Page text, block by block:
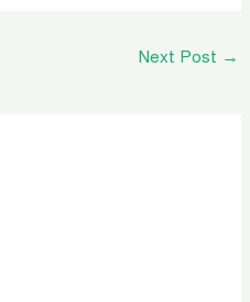
Next Post →